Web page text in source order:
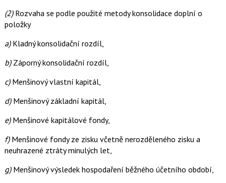
(2)Rozvaha se podle použité metody konsolidace doplní o
položky
a)Kladný konsolidační rozdíl,
b)Záporný konsolidační rozdíl,
c)Menšinový vlastní kapitál,
d)Menšinový základní kapitál,
e)Menšinové kapitálové fondy,
f)Menšinové fondy ze zisku včetně nerozděleného zisku a
neuhrazené ztráty minulých let,
g)Menšinový výsledek hospodaření běžného účetního období,